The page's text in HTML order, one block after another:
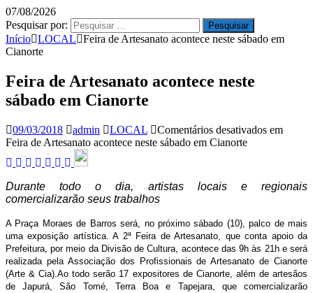
07/08/2026
Pesquisar por:
Início LOCAL
Feira de Artesanato acontece neste sábado em
Cianorte
Feira de Artesanato acontece neste
sábado em Cianorte
09/03/2018 admin LOCAL Comentários desativados em
Feira de Artesanato acontece neste sábado em Cianorte
Durante todo o dia, artistas locais e regionais
comercializarão seus trabalhos
A Praça Moraes de Barros será, no próximo sábado (10), palco de mais
uma exposição artística. A 2ª Feira de Artesanato, que conta apoio da
Prefeitura, por meio da Divisão de Cultura, acontece das 9h às 21h e será
realizada pela Associação dos Profissionais de Artesanato de Cianorte
(Arte & Cia).Ao todo serão 17 expositores de Cianorte, além de artesãos
de Japurá, São Tomé, Terra Boa e Tapejara, que comercializarão